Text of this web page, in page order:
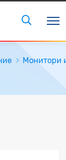
Монитори